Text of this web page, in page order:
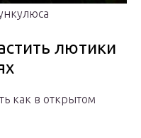
лютики
как в открытом